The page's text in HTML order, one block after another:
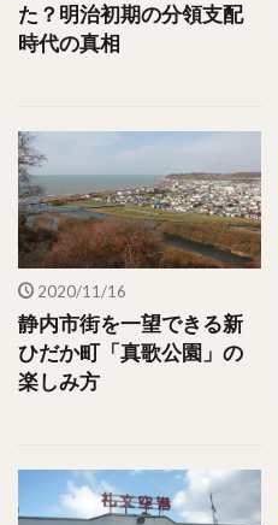
た？明治初期の分領支配
時代の真相
2020/11/16
静内市街を一望できる新
ひだか町「真歌公園」の
楽しみ方